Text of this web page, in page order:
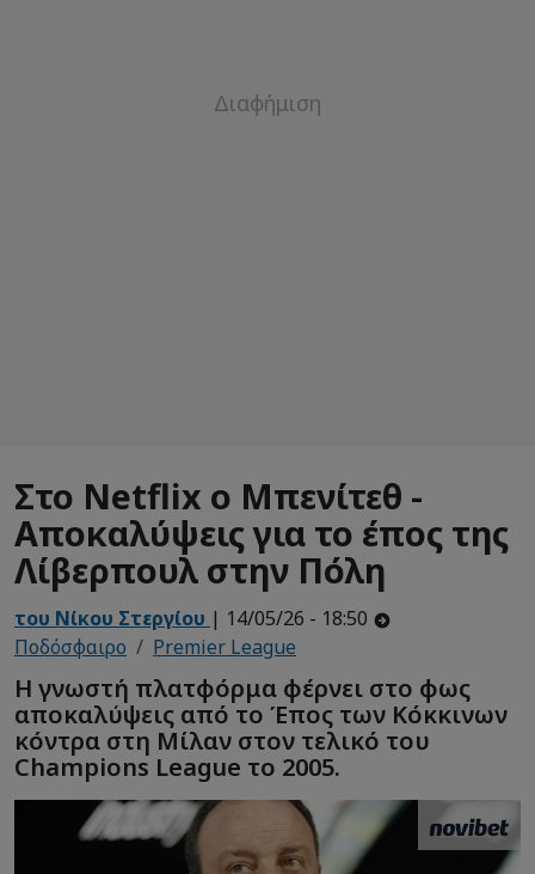
Στο Netflix ο Μπενίτεθ -
Αποκαλύψεις για το έπος της
Λίβερπουλ στην Πόλη
του Νίκου Στεργίου | 14/05/26 - 18:50
Ποδόσφαιρο
Premier League
Η γνωστή πλατφόρμα φέρνει στο φως
αποκαλύψεις από το Έπος των Κόκκινων
κόντρα στη Μίλαν στον τελικό του
Champions League το 2005.